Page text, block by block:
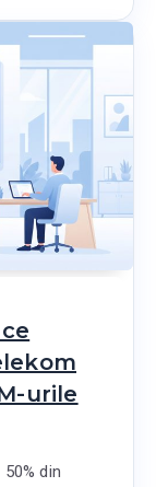
urile
din